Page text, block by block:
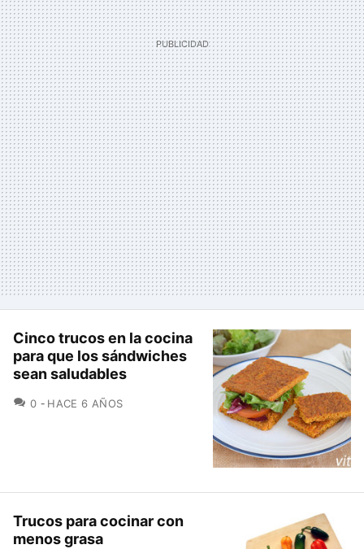
Cinco trucos en la cocina
para que los sándwiches
sean saludables
0 COMENTARIOS
HACE 6 AÑOS
Trucos para cocinar con
menos grasa